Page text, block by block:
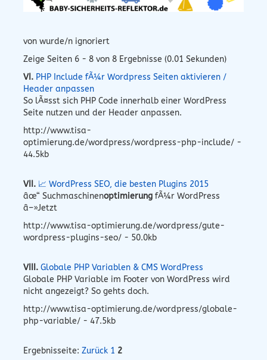
von wurde/n ignoriert
Zeige Seiten 6 - 8 von 8 Ergebnisse (0.01 Sekunden)
VI. PHP Include fÃ¼r Wordpress Seiten aktivieren /
Header anpassen
So lÃ¤sst sich PHP Code innerhalb einer WordPress
Seite nutzen und der Header anpassen.
http://www.tisa-
optimierung.de/wordpress/wordpress-php-include/ -
44.5kb
VII. 📈 WordPress SEO, die besten Plugins 2015
âœ“ Suchmaschinenoptimierung fÃ¼r WordPress
â–»Jetzt
http://www.tisa-optimierung.de/wordpress/gute-
wordpress-plugins-seo/ - 50.0kb
VIII. Globale PHP Variablen & CMS WordPress
Globale PHP Variable im Footer von WordPress wird
nicht angezeigt? So gehts doch.
http://www.tisa-optimierung.de/wordpress/globale-
php-variable/ - 47.5kb
Ergebnisseite: Zurück 1 2